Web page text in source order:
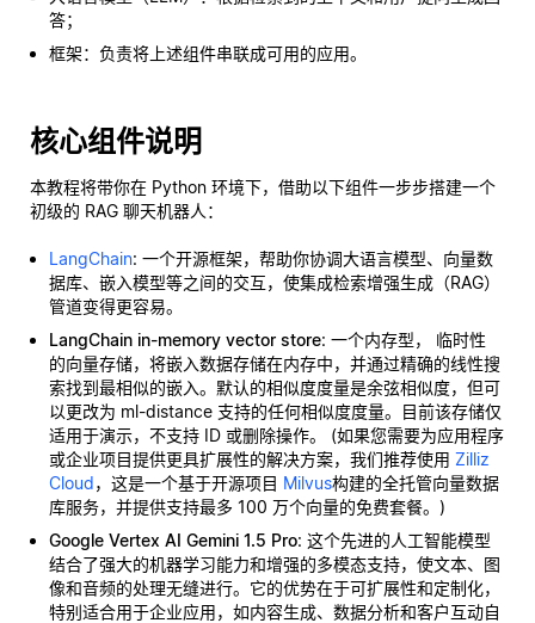
答；
框架：负责将上述组件串联成可用的应用。
核心组件说明
本教程将带你在 Python 环境下，借助以下组件一步步搭建一个
初级的 RAG 聊天机器人：
LangChain: 一个开源框架，帮助你协调大语言模型、向量数
据库、嵌入模型等之间的交互，使集成检索增强生成（RAG）
管道变得更容易。
LangChain in-memory vector store: 一个内存型， 临时性
的向量存储，将嵌入数据存储在内存中，并通过精确的线性搜
索找到最相似的嵌入。默认的相似度度量是余弦相似度，但可
以更改为 ml-distance 支持的任何相似度度量。目前该存储仅
适用于演示，不支持 ID 或删除操作。 (如果您需要为应用程序
或企业项目提供更具扩展性的解决方案，我们推荐使用 Zilliz
Cloud，这是一个基于开源项目 Milvus构建的全托管向量数据
库服务，并提供支持最多 100 万个向量的免费套餐。)
Google Vertex AI Gemini 1.5 Pro: 这个先进的人工智能模型
结合了强大的机器学习能力和增强的多模态支持，使文本、图
像和音频的处理无缝进行。它的优势在于可扩展性和定制化，
特别适合用于企业应用，如内容生成、数据分析和客户互动自